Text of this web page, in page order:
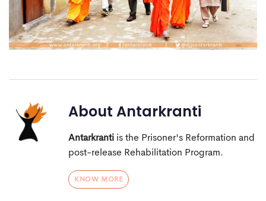
About Antarkranti
Antarkranti is the Prisoner's Reformation and
post-release Rehabilitation Program.
KNOW MORE